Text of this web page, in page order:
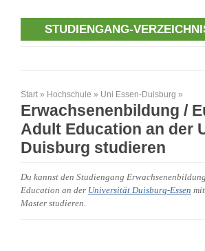
STUDIENGANG-
Start » Hochschule » Uni Essen-Duisburg »
Erwachsenenbildung /
Adult Education an der
Duisburg studieren
Du kannst den Studiengang
Education an der Universität Duisburg-Essen
Master studieren.